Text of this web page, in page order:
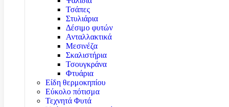
Τσάπες
Στυλιάρια
Δέσιμο φυτών
Ανταλλακτικά
Μεσινέζα
Σκαλιστήρια
Τσουγκράνα
Φτυάρια
Είδη θερμοκηπίου
Εύκολο πότισμα
Τεχνητά Φυτά